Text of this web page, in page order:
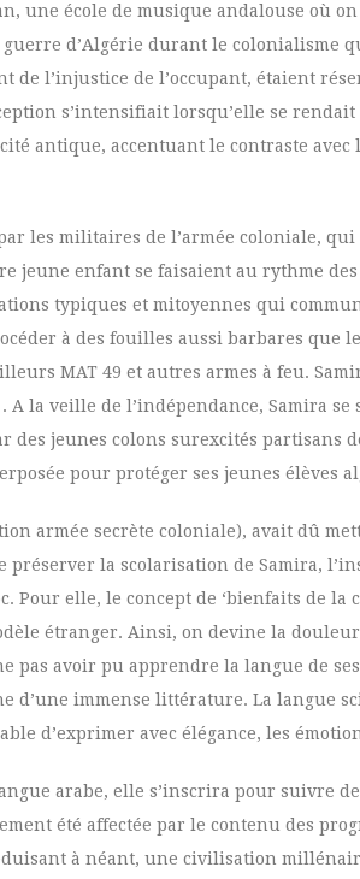
une école de musique andalouse où
d’Algérie durant le
de l’injustice de l’occupant, étaient
s’intensifiait lorsqu’elle se
antique, accentuant le contraste
les militaires de l’armée coloniale,
jeune enfant se faisaient au rythme
typiques et mitoyennes qui
à des fouilles aussi barbares que
MAT 49 et autres armes à feu.
. A la veille de l’indépendance, Samira
des jeunes colons surexcités partisans
pour protéger ses jeunes élèves
armée secrète coloniale), avait dû
préserver la scolarisation de Samira,
Pour elle, le concept de ‘bienfaits de
étranger. Ainsi, on devine la douleur
pas avoir pu apprendre la langue de
immense littérature. La langue
d’exprimer avec élégance, les
arabe, elle s’inscrira pour suivre
été affectée par le contenu des
à néant, une civilisation